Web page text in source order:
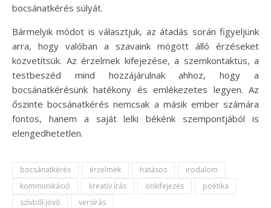
bocsánatkérés súlyát.
Bármelyik módot is választjuk, az átadás során figyeljünk
arra, hogy valóban a szavaink mögött álló érzéseket
közvetítsük. Az érzelmek kifejezése, a szemkontaktus, a
testbeszéd mind hozzájárulnak ahhoz, hogy a
bocsánatkérésünk hatékony és emlékezetes legyen. Az
őszinte bocsánatkérés nemcsak a másik ember számára
fontos, hanem a saját lelki békénk szempontjából is
elengedhetetlen.
bocsánatkérés érzelmek hatásos
irodalom
kommunikáció
kreatív írás önkifejezés
poétika
szívből jövő
versírás